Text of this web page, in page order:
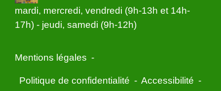
mardi, mercredi, vendredi (9h-13h et 14h-
17h) - jeudi, samedi (9h-12h)
Mentions légales -
Politique de confidentialité - Accessibilité -